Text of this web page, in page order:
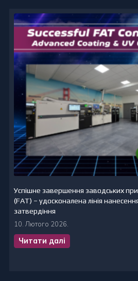
Успішне завершення заводських
(FAT) – удосконалена лінія
затвердіння
10. Лютого 2026.
Читати далі